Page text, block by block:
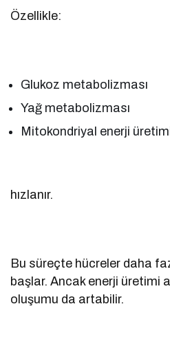
Özellikle:
Glukoz metabolizması
Yağ metabolizması
Mitokondriyal enerji
hızlanır.
Bu süreçte hücreler daha
başlar. Ancak enerji üretimi
oluşumu da artabilir.